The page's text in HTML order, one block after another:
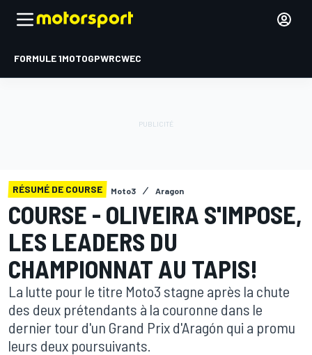
FORMULE 1MOTOGPWRCWEC
RÉSUMÉ DE COURSE Moto3 Aragon
COURSE - OLIVEIRA S'IMPOSE,
LES LEADERS DU
CHAMPIONNAT AU TAPIS!
La lutte pour le titre Moto3 stagne après la chute
des deux prétendants à la couronne dans le
dernier tour d'un Grand Prix d'Aragón qui a promu
leurs deux poursuivants.